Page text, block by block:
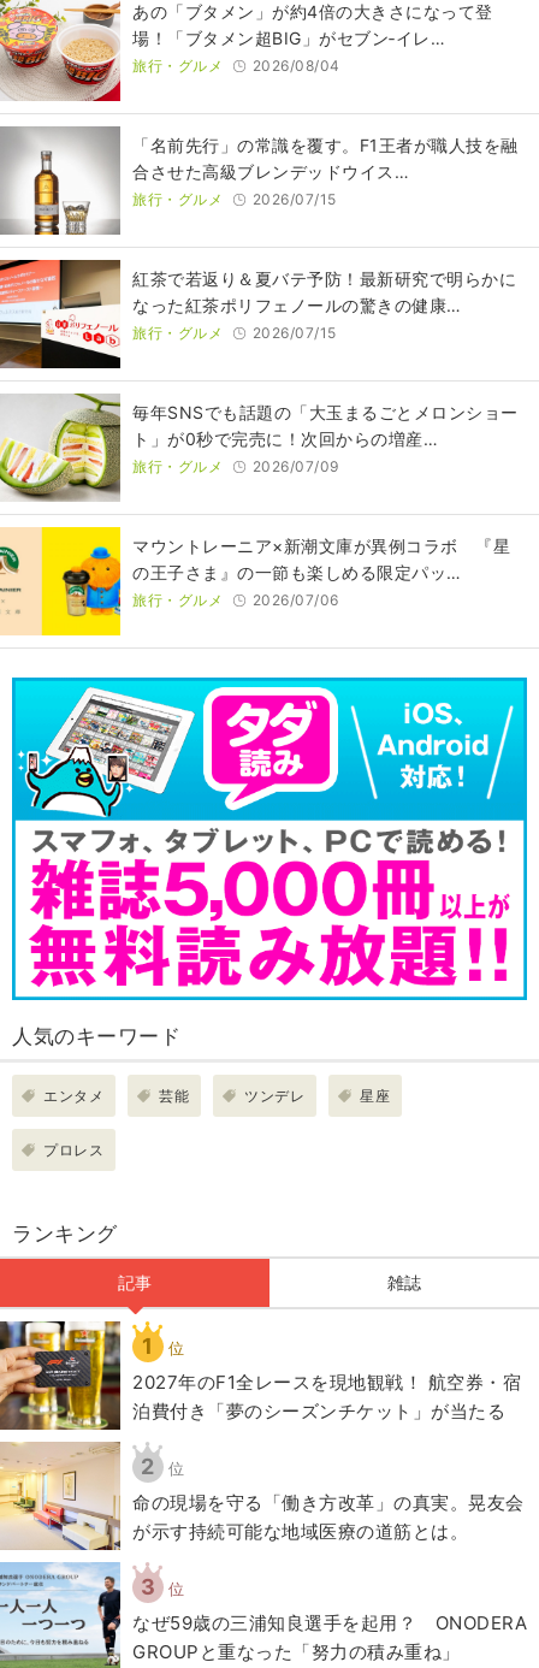
あの「ブタメン」が約4倍の大きさになって登
場！「ブタメン超BIG」がセブン‐イレ…
旅行・グルメ 2026/08/04
​​「名前先行」の常識を覆す。F1王者が職人技を融
合させた高級ブレンデッドウイス…
旅行・グルメ 2026/07/15
紅茶で若返り＆夏バテ予防！最新研究で明らかに
なった紅茶ポリフェノールの驚きの健康…
旅行・グルメ 2026/07/15
毎年SNSでも話題の「大玉まるごとメロンショー
ト」が0秒で完売に！次回からの増産…
旅行・グルメ 2026/07/09
マウントレーニア×新潮文庫が異例コラボ 『星
の王子さま』の一節も楽しめる限定パッ…
旅行・グルメ 2026/07/06
人気のキーワード
エンタメ 芸能 ツンデレ 星座
プロレス
ランキング
記事 雑誌
1 位
2027年のF1全レースを現地観戦！ 航空券・宿
泊費付き「夢のシーズンチケット」が当たる
2 位
​命の現場を守る「働き方改革」の真実。晃友会
が示す持続可能な地域医療の道筋とは。
3 位
なぜ59歳の三浦知良選手を起用？ ONODERA
GROUPと重なった「努力の積み重ね」